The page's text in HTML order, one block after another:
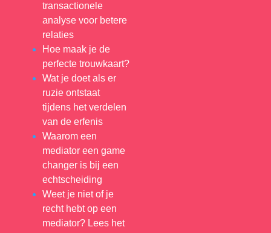
transactionele
analyse voor betere
relaties
Hoe maak je de
perfecte trouwkaart?
Wat je doet als er
ruzie ontstaat
tijdens het verdelen
van de erfenis
Waarom een
mediator een game
changer is bij een
echtscheiding
Weet je niet of je
recht hebt op een
mediator? Lees het